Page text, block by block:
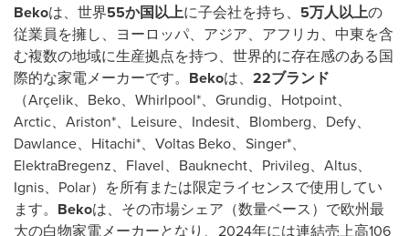
Bekoは、世界55か国以上に子会社を持ち、 5万人以上の
従業員を擁し、ヨーロッパ、アジア、アフリカ、中東を含
む複数の地域に生産拠点を持つ、世界的に存在感のある国
際的な家電メーカーです。 Bekoは、 22ブランド
（Arçelik、Beko、Whirlpool*、Grundig、Hotpoint、
Arctic、Ariston*、Leisure、Indesit、Blomberg、Defy、
Dawlance、Hitachi*、Voltas Beko、Singer*、
ElektraBregenz、Flavel、Bauknecht、Privileg、Altus、
Ignis、Polar）を所有または限定ライセンスで使用してい
ます。 Bekoは、その市場シェア（数量ベース）で欧州最
大の白物家電メーカーとなり、2024年には連結売上高106